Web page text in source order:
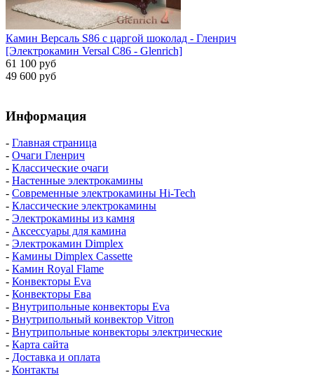
Камин Версаль S86 с царгой шоколад - Гленрич
[Электрокамин Versal С86 - Glenrich]
61 100 руб
49 600 руб
Информация
- Главная страница
- Очаги Гленрич
- Классические очаги
- Настенные электрокамины
- Современные электрокамины Hi-Tech
- Классические электрокамины
- Электрокамины из камня
- Аксессуары для камина
- Электрокамин Dimplex
- Камины Dimplex Cassette
- Камин Royal Flame
- Конвекторы Eva
- Конвекторы Ева
- Внутрипольные конвекторы Eva
- Внутрипольный конвектор Vitron
- Внутрипольные конвекторы электрические
- Карта сайта
- Доставка и оплата
- Контакты